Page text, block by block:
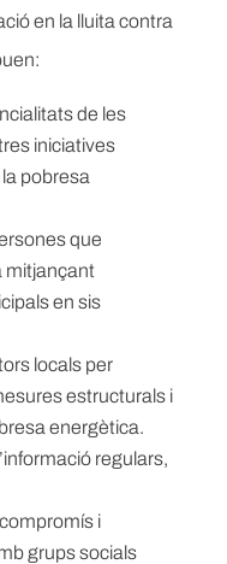
en la lluita contra
de les
iniciatives
pobresa
que
mitjançant
en sis
locals per
estructurals i
energètica.
regulars,
i
grups socials